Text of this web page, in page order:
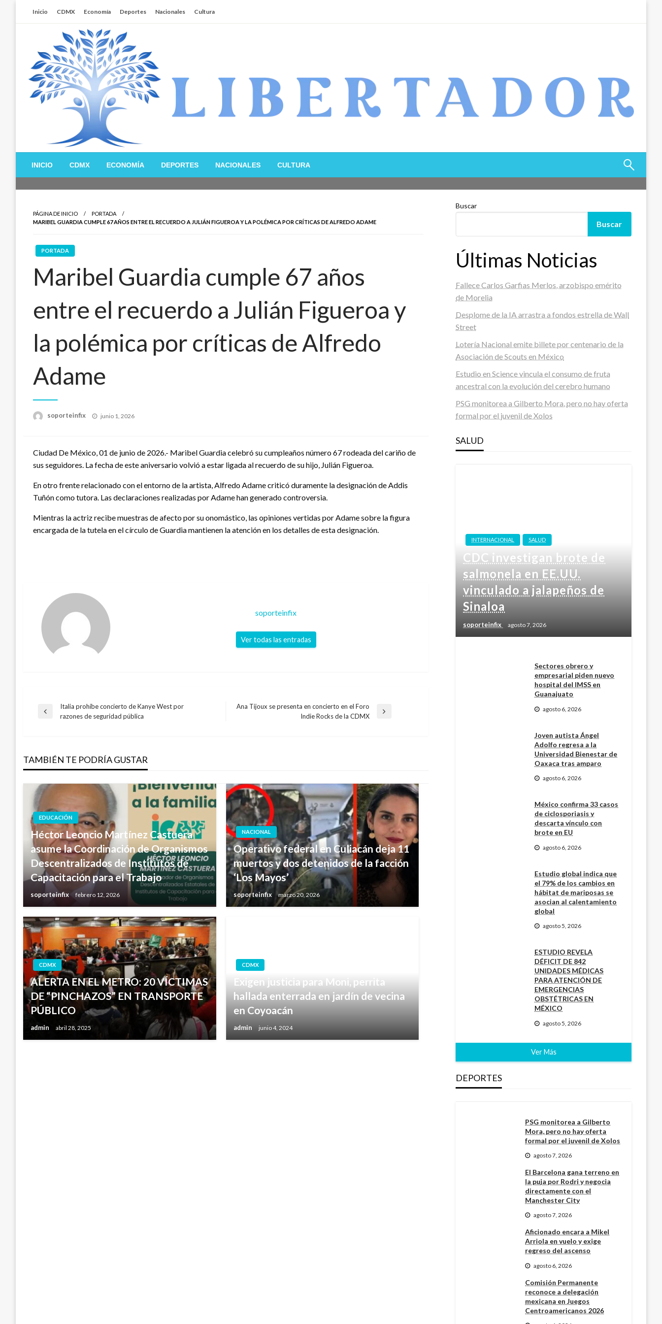
Inicio CDMX Economía Deportes Nacionales Cultura
Libertador MX
INICIO CDMX ECONOMÍA DEPORTES NACIONALES CULTURA
PÁGINA DE INICIO
PORTADA
MARIBEL GUARDIA CUMPLE 67 AÑOS ENTRE EL RECUERDO A JULIÁN FIGUEROA Y LA POLÉMICA POR CRÍTICAS DE ALFREDO ADAME
PORTADA
Maribel Guardia cumple 67 años
entre el recuerdo a Julián Figueroa y
la polémica por críticas de Alfredo
Adame
soporteinfix
Publicado
junio 1, 2026
Ciudad De México, 01 de junio de 2026.- Maribel Guardia celebró su cumpleaños número 67 rodeada del cariño de
sus seguidores. La fecha de este aniversario volvió a estar ligada al recuerdo de su hijo, Julián Figueroa.
En otro frente relacionado con el entorno de la artista, Alfredo Adame criticó duramente la designación de Addis
Tuñón como tutora. Las declaraciones realizadas por Adame han generado controversia.
Mientras la actriz recibe muestras de afecto por su onomástico, las opiniones vertidas por Adame sobre la figura
encargada de la tutela en el círculo de Guardia mantienen la atención en los detalles de esta designación.
soporteinfix
Ver todas las entradas
Navegación
entradas
Entrada
Italia prohíbe concierto de Kanye West por
razones de seguridad pública
Ana Tijoux se presenta en concierto en el Foro
Indie Rocks de la CDMX
TAMBIÉN TE PODRÍA GUSTAR
EDUCACIÓN
Héctor Leoncio Martínez Castuera
asume la Coordinación de Organismos
Descentralizados de Institutos de
Capacitación para el Trabajo
soporteinfix febrero 12, 2026
NACIONAL
Operativo federal en Culiacán deja 11
muertos y dos detenidos de la facción
‘Los Mayos’
soporteinfix marzo 20, 2026
CDMX
ALERTA EN EL METRO: 20 VÍCTIMAS
DE “PINCHAZOS” EN TRANSPORTE
PÚBLICO
admin abril 28, 2025
CDMX
Exigen justicia para Moni, perrita
hallada enterrada en jardín de vecina
en Coyoacán
admin junio 4, 2024
Buscar
Buscar
Últimas Noticias
Fallece Carlos Garfias Merlos, arzobispo emérito
de Morelia
Desplome de la IA arrastra a fondos estrella de Wall
Street
Lotería Nacional emite billete por centenario de la
Asociación de Scouts en México
Estudio en Science vincula el consumo de fruta
ancestral con la evolución del cerebro humano
PSG monitorea a Gilberto Mora, pero no hay oferta
formal por el juvenil de Xolos
SALUD
INTERNACIONAL SALUD
CDC investigan brote de
salmonela en EE.UU.
vinculado a jalapeños de
Sinaloa
soporteinfix agosto 7, 2026
Sectores obrero y
empresarial piden nuevo
hospital del IMSS en
Guanajuato
agosto 6, 2026
Joven autista Ángel
Adolfo regresa a la
Universidad Bienestar de
Oaxaca tras amparo
agosto 6, 2026
México confirma 33 casos
de ciclosporiasis y
descarta vínculo con
brote en EU
agosto 6, 2026
Estudio global indica que
el 79% de los cambios en
hábitat de mariposas se
asocian al calentamiento
global
agosto 5, 2026
ESTUDIO REVELA
DÉFICIT DE 842
UNIDADES MÉDICAS
PARA ATENCIÓN DE
EMERGENCIAS
OBSTÉTRICAS EN
MÉXICO
agosto 5, 2026
Ver Más
DEPORTES
PSG monitorea a Gilberto
Mora, pero no hay oferta
formal por el juvenil de Xolos
agosto 7, 2026
El Barcelona gana terreno en
la puja por Rodri y negocia
directamente con el
Manchester City
agosto 7, 2026
Aficionado encara a Mikel
Arriola en vuelo y exige
regreso del ascenso
agosto 6, 2026
Comisión Permanente
reconoce a delegación
mexicana en Juegos
Centroamericanos 2026